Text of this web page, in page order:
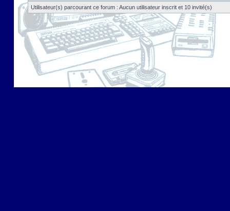
Utilisateur(s) parcourant ce forum : Aucun utilisateur inscrit et 10 invité(s)